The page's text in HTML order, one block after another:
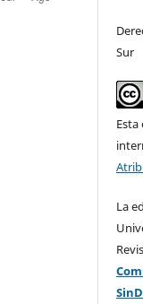
Sur
La